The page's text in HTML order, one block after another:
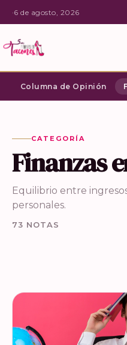
·6 de agosto, 2026
Columna de Opinión
CATEGORÍA
Finanzas
Equilibrio entre
personales.
73 NOTAS